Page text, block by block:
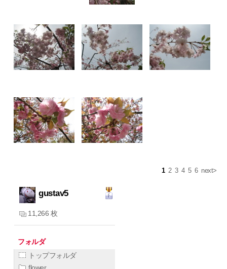
1 2 3 4 5 6 next>
gustav5
11,266 枚
フォルダ
トップフォルダ
flower